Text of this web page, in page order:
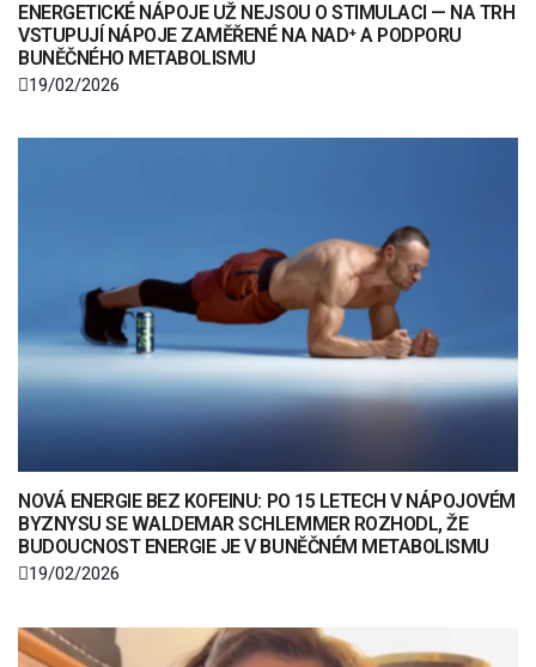
ENERGETICKÉ NÁPOJE UŽ NEJSOU O STIMULACI — NA TRH
VSTUPUJÍ NÁPOJE ZAMĚŘENÉ NA NAD⁺ A PODPORU
BUNĚČNÉHO METABOLISMU
19/02/2026
NOVÁ ENERGIE BEZ KOFEINU: PO 15 LETECH V NÁPOJOVÉM
BYZNYSU SE WALDEMAR SCHLEMMER ROZHODL, ŽE
BUDOUCNOST ENERGIE JE V BUNĚČNÉM METABOLISMU
19/02/2026